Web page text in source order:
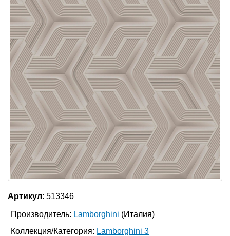
Артикул: 513346
Производитель: Lamborghini (Италия)
Коллекция/Категория: Lamborghini 3